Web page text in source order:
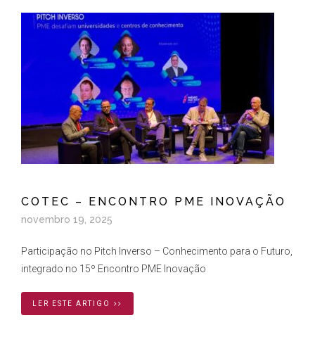
COTEC – ENCONTRO PME INOVAÇÃO
novembro 19, 2025
Participação no Pitch Inverso – Conhecimento para o Futuro,
integrado no 15º Encontro PME Inovação
LER ESTE ARTIGO